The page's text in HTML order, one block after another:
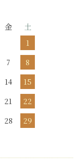
金
土
1
7
8
14
15
21
22
28
29